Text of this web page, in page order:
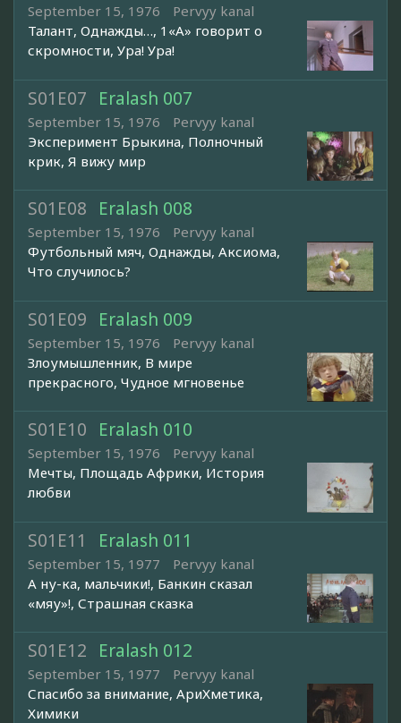
September 15, 1976
Pervyy kanal
Талант, Однажды…, 1«А» говорит о
скромности, Ура! Ура!
S01E07 Eralash 007
September 15, 1976
Pervyy kanal
Эксперимент Брыкина, Полночный
крик, Я вижу мир
S01E08 Eralash 008
September 15, 1976
Pervyy kanal
Футбольный мяч, Однажды, Аксиома,
Что случилось?
S01E09 Eralash 009
September 15, 1976
Pervyy kanal
Злоумышленник, В мире
прекрасного, Чудное мгновенье
S01E10 Eralash 010
September 15, 1976
Pervyy kanal
Мечты, Площадь Африки, История
любви
S01E11 Eralash 011
September 15, 1977
Pervyy kanal
А ну-ка, мальчики!, Банкин сказал
«мяу»!, Страшная сказка
S01E12 Eralash 012
September 15, 1977
Pervyy kanal
Спасибо за внимание, АриХметика,
Химики